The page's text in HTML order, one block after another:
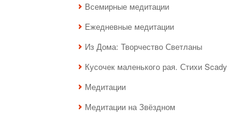
Всемирные медитации
Ежедневные медитации
Из Дома: Творчество Светланы
Кусочек маленького рая. Стихи Scady
Медитации
Медитации на Звёздном